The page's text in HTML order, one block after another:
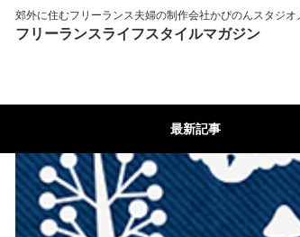
フリーランスライフスタイルマガジン
郊外に住むフリーランス夫婦の制作会社かぴのんスタジオ
最新記事